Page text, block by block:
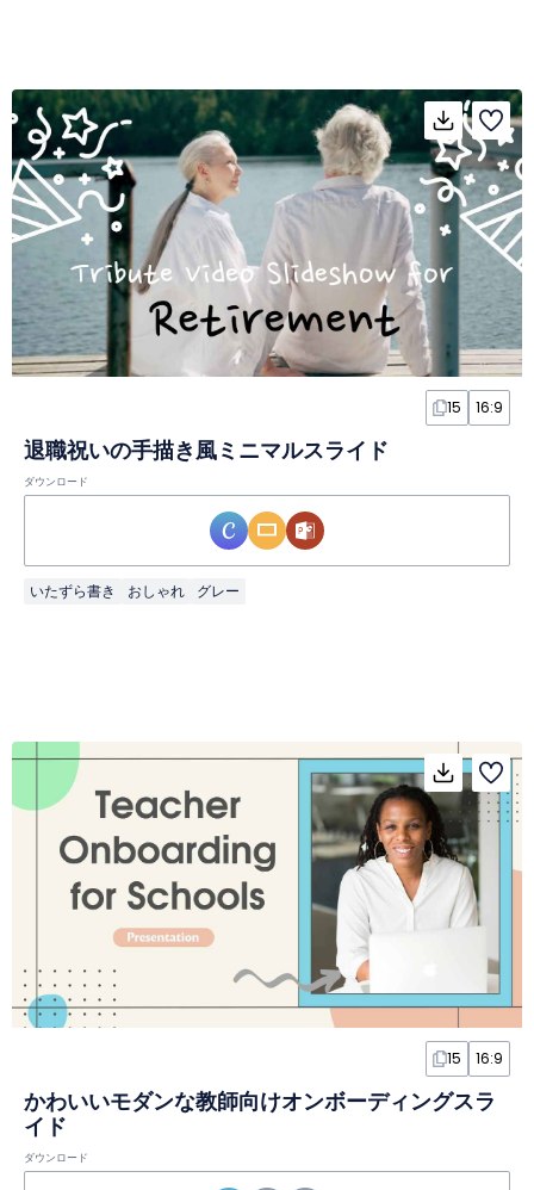
15 16:9
退職祝いの手描き風ミニマルスライド
ダウンロード
いたずら書き おしゃれ グレー
15 16:9
かわいいモダンな教師向けオンボーディングスラ
イド
ダウンロード